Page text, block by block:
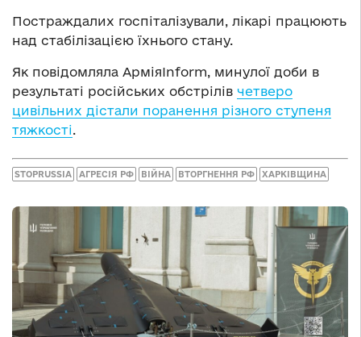
Постраждалих госпіталізували, лікарі працюють
над стабілізацією їхнього стану.
Як повідомляла АрміяInform, минулої доби в
результаті російських обстрілів четверо
цивільних дістали поранення різного ступеня
тяжкості.
STOPRUSSIA АГРЕСІЯ РФ ВІЙНА ВТОРГНЕННЯ РФ ХАРКІВЩИНА